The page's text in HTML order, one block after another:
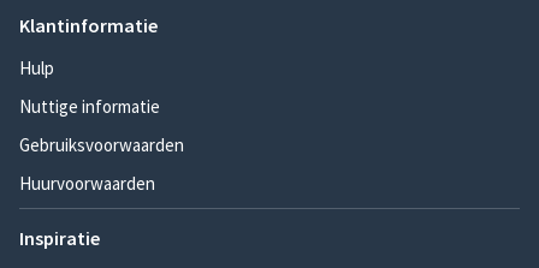
Klantinformatie
Hulp
Nuttige informatie
Gebruiksvoorwaarden
Huurvoorwaarden
Inspiratie